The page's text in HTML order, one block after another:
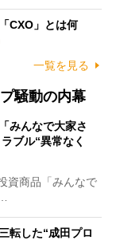
CXO」とは何
一覧を見る
騒動の内幕
みんなで大家さ
ブル“異常なく
資商品「みんなで
転した“成田プロ